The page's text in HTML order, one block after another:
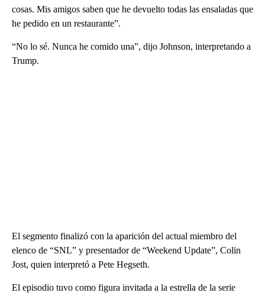
cosas. Mis amigos saben que he devuelto todas las ensaladas que
he pedido en un restaurante”.
“No lo sé. Nunca he comido una”, dijo Johnson, interpretando a
Trump.
El segmento finalizó con la aparición del actual miembro del
elenco de “SNL” y presentador de “Weekend Update”, Colin
Jost, quien interpretó a Pete Hegseth.
El episodio tuvo como figura invitada a la estrella de la serie